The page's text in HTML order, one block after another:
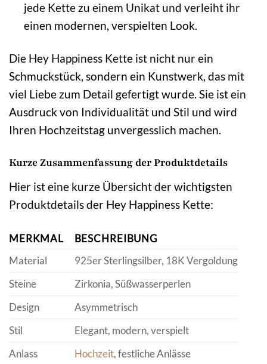
jede Kette zu einem Unikat und verleiht ihr
einen modernen, verspielten Look.
Die Hey Happiness Kette ist nicht nur ein
Schmuckstück, sondern ein Kunstwerk, das mit
viel Liebe zum Detail gefertigt wurde. Sie ist ein
Ausdruck von Individualität und Stil und wird
Ihren Hochzeitstag unvergesslich machen.
Kurze Zusammenfassung der Produktdetails
Hier ist eine kurze Übersicht der wichtigsten
Produktdetails der Hey Happiness Kette:
MERKMAL
BESCHREIBUNG
Material
925er Sterlingsilber, 18K Vergoldung
Steine
Zirkonia, Süßwasserperlen
Design
Asymmetrisch
Stil
Elegant, modern, verspielt
Anlass
Hochzeit, festliche Anlässe